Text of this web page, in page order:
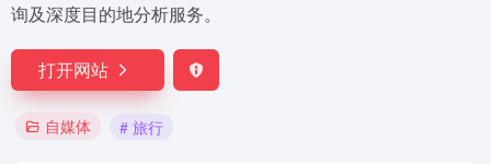
询及深度目的地分析服务。
打开网站
自媒体 # 旅行